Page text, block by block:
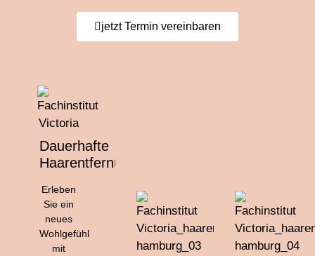
jetzt Termin vereinbaren
Dauerhafte
Haarentfernung
Erleben
Sie ein
neues
Wohlgefühl
mit